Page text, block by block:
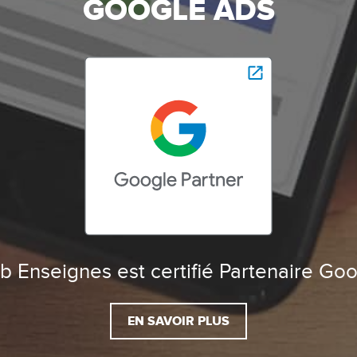
GOOGLE ADS
Enseignes est certifié Partenaire
EN SAVOIR PLUS